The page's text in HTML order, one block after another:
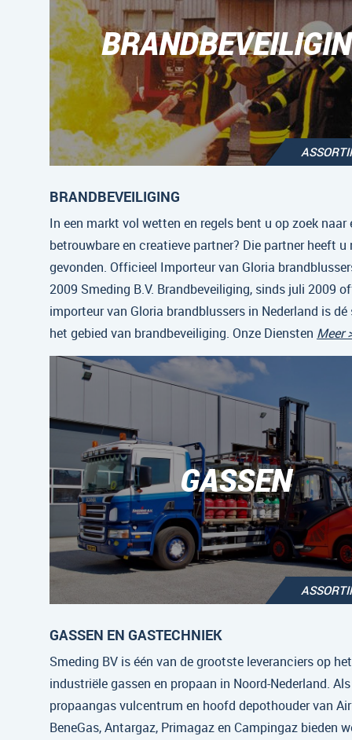
BRANDBEVEILIGING
In een markt vol wetten en regels bent u op zoek naar
betrouwbare en creatieve partner? Die partner heeft u
gevonden. Officieel Importeur van Gloria
2009 Smeding B.V. Brandbeveiliging, sinds juli 2009
importeur van Gloria brandblussers in Nederland is
het gebied van brandbeveiliging. Onze Diensten Meer
GASSEN
GASSEN EN GASTECHNIEK
Smeding BV is één van de grootste leveranciers op
industriële gassen en propaan in Noord-Nederland.
propaangas vulcentrum en hoofd depothouder van
BeneGas, Antargaz, Primagaz en Campingaz bieden